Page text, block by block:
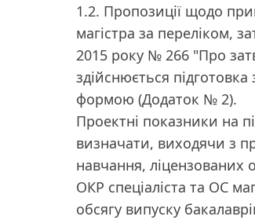
1.2. Пропозиції щодо
магістра за переліком,
2015 року № 266 "Про
здійснюється
формою (Додаток № 2).
Проектні показники на
визначати, виходячи з
навчання, ліцензованих
ОКР спеціаліста та ОС
обсягу випуску